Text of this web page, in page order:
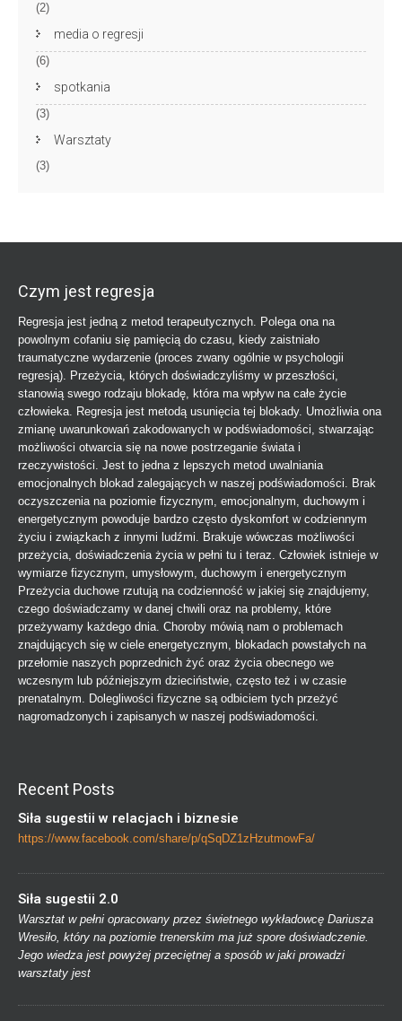
(2)
media o regresji
(6)
spotkania
(3)
Warsztaty
(3)
Czym jest regresja
Regresja jest jedną z metod terapeutycznych. Polega ona na
powolnym cofaniu się pamięcią do czasu, kiedy zaistniało
traumatyczne wydarzenie (proces zwany ogólnie w psychologii
regresją). Przeżycia, których doświadczyliśmy w przeszłości,
stanowią swego rodzaju blokadę, która ma wpływ na całe życie
człowieka. Regresja jest metodą usunięcia tej blokady. Umożliwia ona
zmianę uwarunkowań zakodowanych w podświadomości, stwarzając
możliwości otwarcia się na nowe postrzeganie świata i
rzeczywistości. Jest to jedna z lepszych metod uwalniania
emocjonalnych blokad zalegających w naszej podświadomości. Brak
oczyszczenia na poziomie fizycznym, emocjonalnym, duchowym i
energetycznym powoduje bardzo często dyskomfort w codziennym
życiu i związkach z innymi ludźmi. Brakuje wówczas możliwości
przeżycia, doświadczenia życia w pełni tu i teraz. Człowiek istnieje w
wymiarze fizycznym, umysłowym, duchowym i energetycznym
Przeżycia duchowe rzutują na codzienność w jakiej się znajdujemy,
czego doświadczamy w danej chwili oraz na problemy, które
przeżywamy każdego dnia. Choroby mówią nam o problemach
znajdujących się w ciele energetycznym, blokadach powstałych na
przełomie naszych poprzednich żyć oraz życia obecnego we
wczesnym lub późniejszym dzieciństwie, często też i w czasie
prenatalnym. Dolegliwości fizyczne są odbiciem tych przeżyć
nagromadzonych i zapisanych w naszej podświadomości.
Recent Posts
Siła sugestii w relacjach i biznesie
https://www.facebook.com/share/p/qSqDZ1zHzutmowFa/
Siła sugestii 2.0
Warsztat w pełni opracowany przez świetnego wykładowcę Dariusza
Wresiło, który na poziomie trenerskim ma już spore doświadczenie.
Jego wiedza jest powyżej przeciętnej a sposób w jaki prowadzi
warsztaty jest